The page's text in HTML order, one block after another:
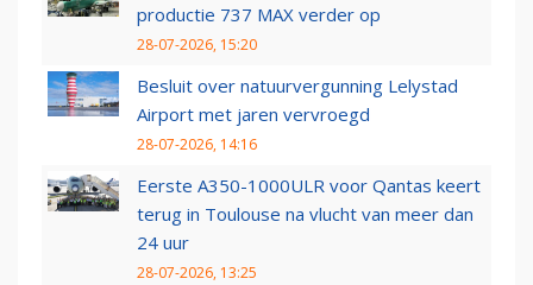
productie 737 MAX verder op
28-07-2026, 15:20
Besluit over natuurvergunning Lelystad
Airport met jaren vervroegd
28-07-2026, 14:16
Eerste A350-1000ULR voor Qantas keert
terug in Toulouse na vlucht van meer dan
24 uur
28-07-2026, 13:25